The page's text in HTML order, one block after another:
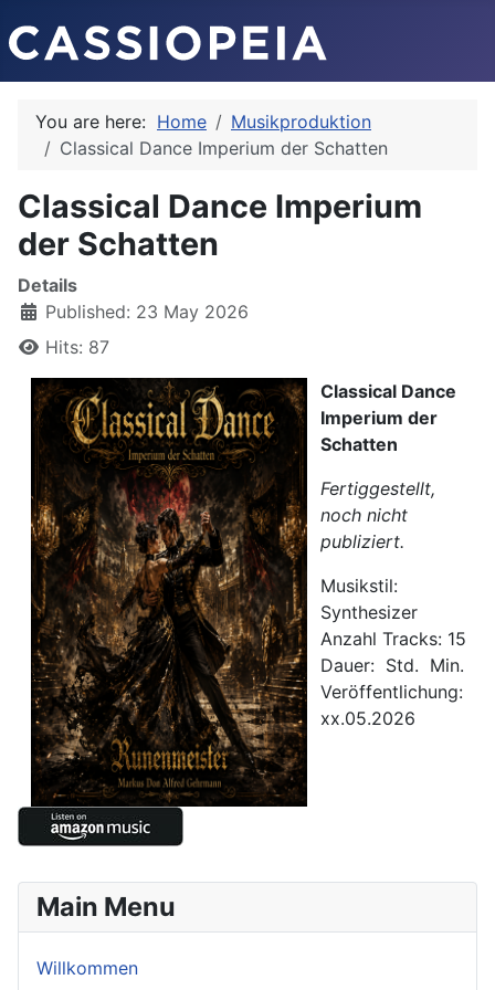
You are here: Home
Musikproduktion
Classical Dance Imperium der Schatten
Classical Dance Imperium
der Schatten
Details
Published: 23 May 2026
Hits: 87
Classical Dance
Imperium der
Schatten
Fertiggestellt,
noch nicht
publiziert.
Musikstil:
Synthesizer
Anzahl Tracks: 15
Dauer: Std. Min.
Veröffentlichung:
xx.05.2026
Main Menu
Willkommen